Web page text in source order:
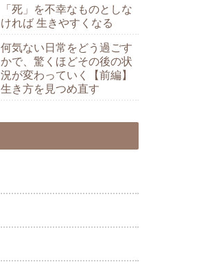
「死」を不幸なものとしな
ければ 生きやすくなる
何気ない日常をどう過ごす
かで、驚くほどその後の状
況が変わっていく【前編】
生き方を見つめ直す